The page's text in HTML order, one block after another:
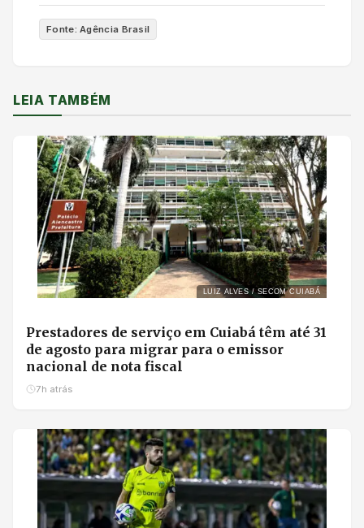
Fonte: Agência Brasil
LEIA TAMBÉM
LUIZ ALVES / SECOM CUIABÁ
Prestadores de serviço em Cuiabá têm até 31
de agosto para migrar para o emissor
nacional de nota fiscal
7h atrás